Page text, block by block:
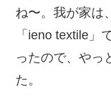
ね〜。我が家は
「ieno textile」
ったので、やっ
た。